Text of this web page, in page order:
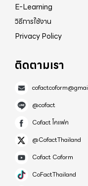
E-Learning
วิธีการใช้งาน
Privacy Policy
ติดตามเรา
@cofact
Cofact โคแฟค
@CofactThailand
Cofact Coform
CoFactThailand